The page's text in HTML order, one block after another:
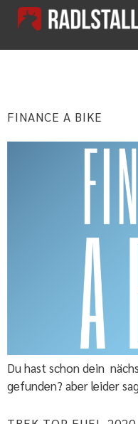
FINANCE A BIKE
Du hast schon dein
gefunden? aber leider